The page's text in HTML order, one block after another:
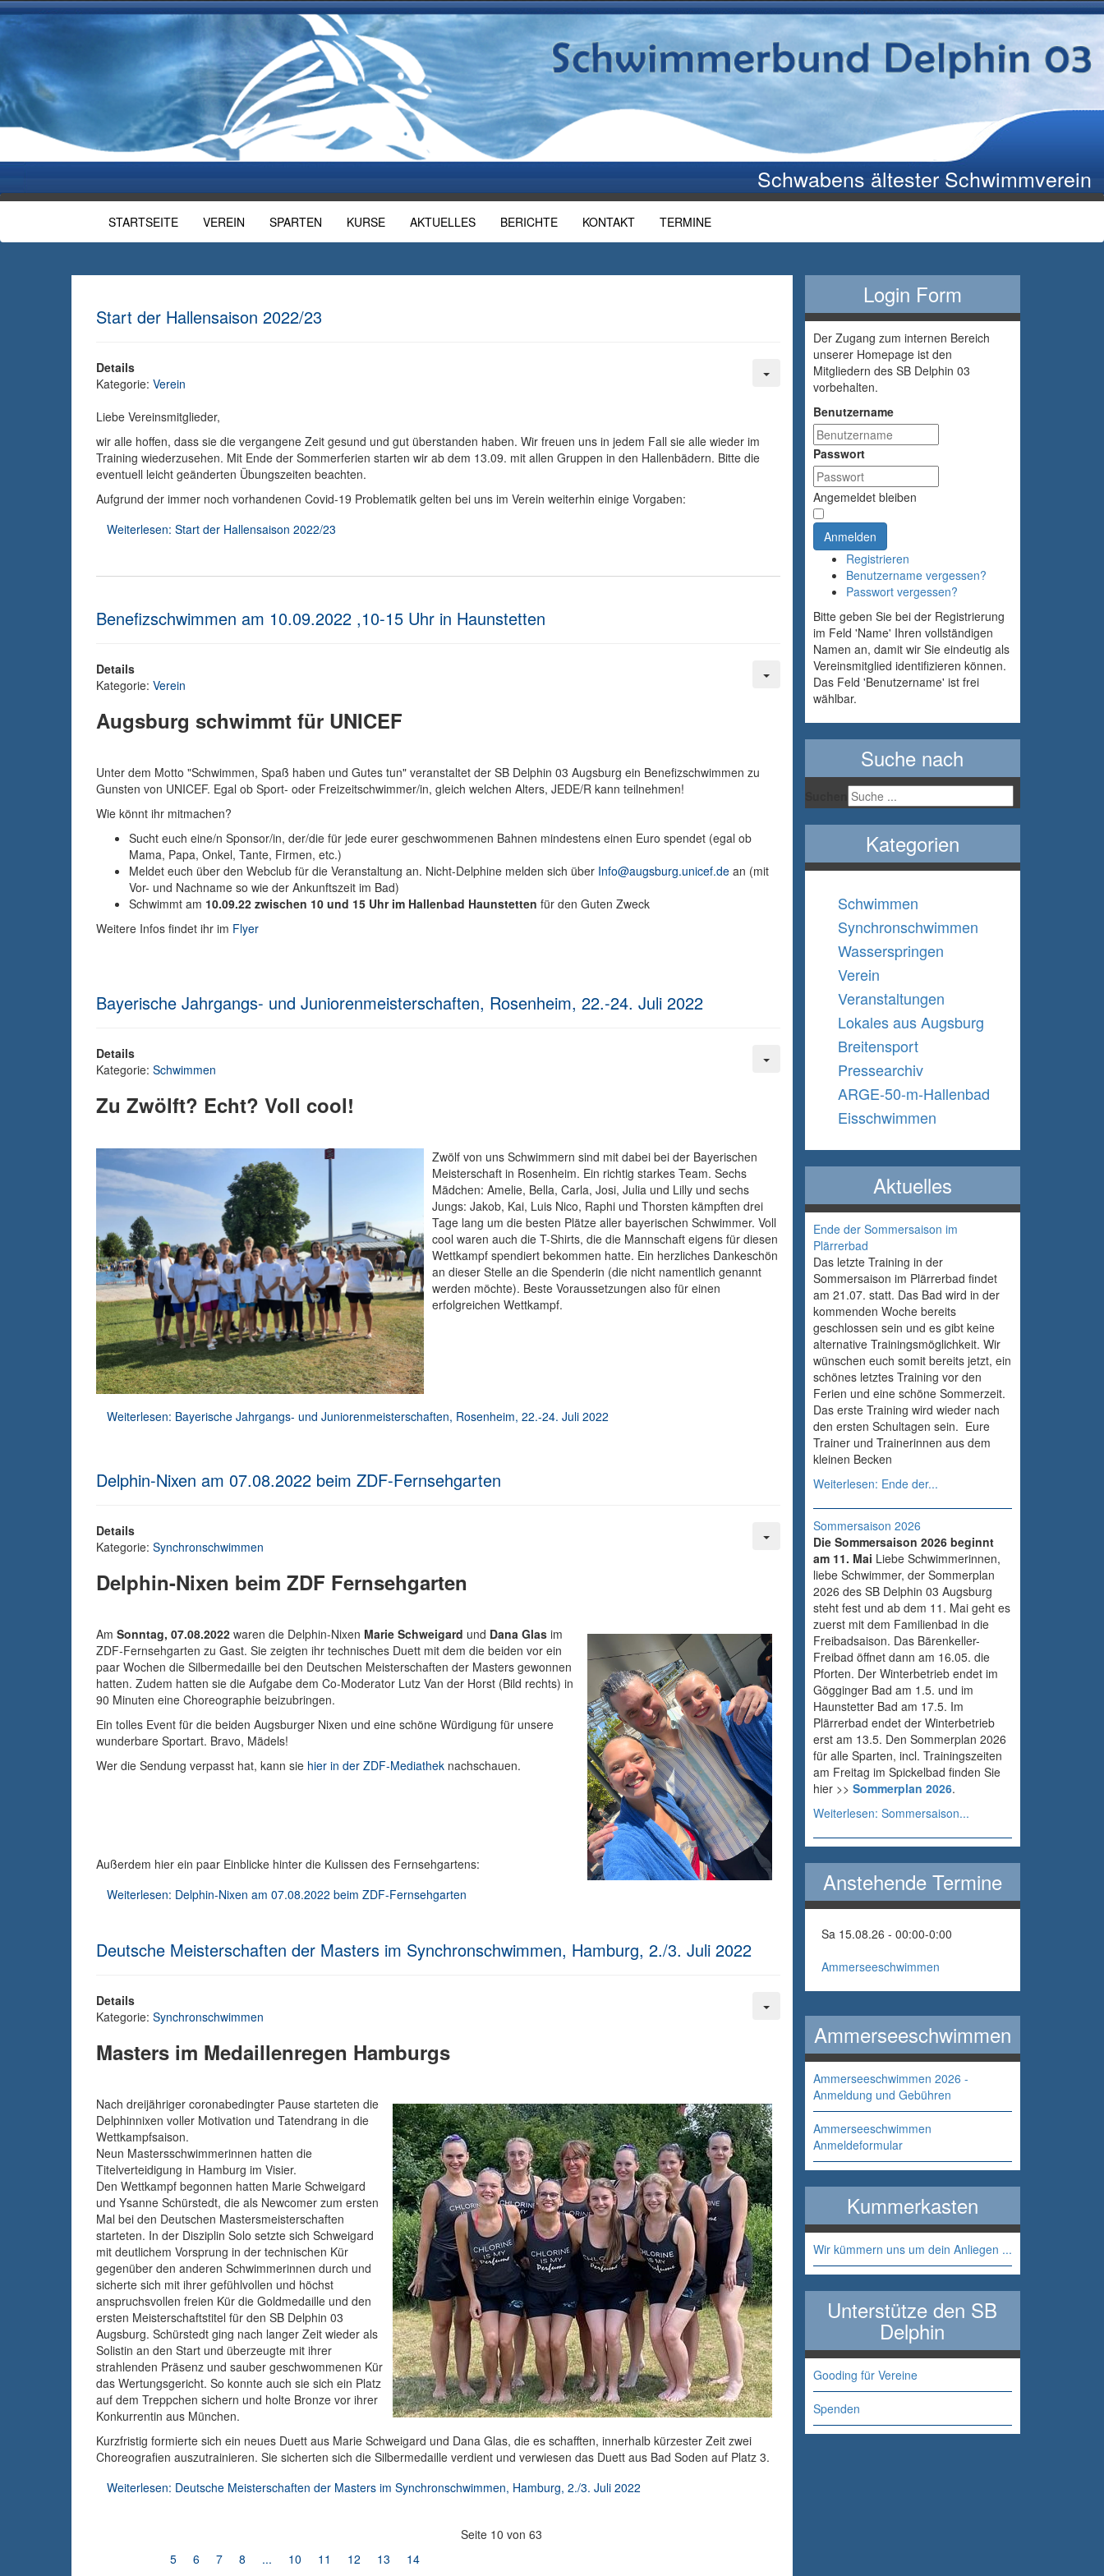
Schwabens ältester Schwimmverein
STARTSEITE VEREIN SPARTEN KURSE AKTUELLES BERICHTE KONTAKT TERMINE
Start der Hallensaison 2022/23
Details
Kategorie: Verein
Liebe Vereinsmitglieder,
wir alle hoffen, dass sie die vergangene Zeit gesund und gut überstanden haben. Wir freuen uns in jedem Fall sie alle wieder im
Training wiederzusehen. Mit Ende der Sommerferien starten wir ab dem 13.09. mit allen Gruppen in den Hallenbädern. Bitte die
eventuell leicht geänderten Übungszeiten beachten.
Aufgrund der immer noch vorhandenen Covid-19 Problematik gelten bei uns im Verein weiterhin einige Vorgaben:
Weiterlesen: Start der Hallensaison 2022/23
Benefizschwimmen am 10.09.2022 ,10-15 Uhr in Haunstetten
Details
Kategorie: Verein
Augsburg schwimmt für UNICEF
Unter dem Motto "Schwimmen, Spaß haben und Gutes tun" veranstaltet der SB Delphin 03 Augsburg ein Benefizschwimmen zu
Gunsten von UNICEF. Egal ob Sport- oder Freizeitschwimmer/in, gleich welchen Alters, JEDE/R kann teilnehmen!
Wie könnt ihr mitmachen?
Sucht euch eine/n Sponsor/in, der/die für jede eurer geschwommenen Bahnen mindestens einen Euro spendet (egal ob
Mama, Papa, Onkel, Tante, Firmen, etc.)
Meldet euch über den Webclub für die Veranstaltung an. Nicht-Delphine melden sich über Info@augsburg.unicef.de an (mit
Vor- und Nachname so wie der Ankunftszeit im Bad)
Schwimmt am 10.09.22 zwischen 10 und 15 Uhr im Hallenbad Haunstetten für den Guten Zweck
Weitere Infos findet ihr im Flyer
Bayerische Jahrgangs- und Juniorenmeisterschaften, Rosenheim, 22.-24. Juli 2022
Details
Kategorie: Schwimmen
Zu Zwölft? Echt? Voll cool!
Zwölf von uns Schwimmern sind mit dabei bei der Bayerischen
Meisterschaft in Rosenheim. Ein richtig starkes Team. Sechs
Mädchen: Amelie, Bella, Carla, Josi, Julia und Lilly und sechs
Jungs: Jakob, Kai, Luis Nico, Raphi und Thorsten kämpften drei
Tage lang um die besten Plätze aller bayerischen Schwimmer. Voll
cool waren auch die T-Shirts, die die Mannschaft eigens für diesen
Wettkampf spendiert bekommen hatte. Ein herzliches Dankeschön
an dieser Stelle an die Spenderin (die nicht namentlich genannt
werden möchte). Beste Voraussetzungen also für einen
erfolgreichen Wettkampf.
Weiterlesen: Bayerische Jahrgangs- und Juniorenmeisterschaften, Rosenheim, 22.-24. Juli 2022
Delphin-Nixen am 07.08.2022 beim ZDF-Fernsehgarten
Details
Kategorie: Synchronschwimmen
Delphin-Nixen beim ZDF Fernsehgarten
Am Sonntag, 07.08.2022 waren die Delphin-Nixen Marie Schweigard und Dana Glas im
ZDF-Fernsehgarten zu Gast. Sie zeigten ihr technisches Duett mit dem die beiden vor ein
paar Wochen die Silbermedaille bei den Deutschen Meisterschaften der Masters gewonnen
hatten. Zudem hatten sie die Aufgabe dem Co-Moderator Lutz Van der Horst (Bild rechts) in
90 Minuten eine Choreographie beizubringen.
Ein tolles Event für die beiden Augsburger Nixen und eine schöne Würdigung für unsere
wunderbare Sportart. Bravo, Mädels!
Wer die Sendung verpasst hat, kann sie hier in der ZDF-Mediathek nachschauen.
Außerdem hier ein paar Einblicke hinter die Kulissen des Fernsehgartens:
Weiterlesen: Delphin-Nixen am 07.08.2022 beim ZDF-Fernsehgarten
Deutsche Meisterschaften der Masters im Synchronschwimmen, Hamburg, 2./3. Juli 2022
Details
Kategorie: Synchronschwimmen
Masters im Medaillenregen Hamburgs
Nach dreijähriger coronabedingter Pause starteten die
Delphinnixen voller Motivation und Tatendrang in die
Wettkampfsaison.
Neun Mastersschwimmerinnen hatten die
Titelverteidigung in Hamburg im Visier.
Den Wettkampf begonnen hatten Marie Schweigard
und Ysanne Schürstedt, die als Newcomer zum ersten
Mal bei den Deutschen Mastersmeisterschaften
starteten. In der Disziplin Solo setzte sich Schweigard
mit deutlichem Vorsprung in der technischen Kür
gegenüber den anderen Schwimmerinnen durch und
sicherte sich mit ihrer gefühlvollen und höchst
anspruchsvollen freien Kür die Goldmedaille und den
ersten Meisterschaftstitel für den SB Delphin 03
Augsburg. Schürstedt ging nach langer Zeit wieder als
Solistin an den Start und überzeugte mit ihrer
strahlenden Präsenz und sauber geschwommenen Kür
das Wertungsgericht. So konnte auch sie sich ein Platz
auf dem Treppchen sichern und holte Bronze vor ihrer
Konkurrentin aus München.
Kurzfristig formierte sich ein neues Duett aus Marie Schweigard und Dana Glas, die es schafften, innerhalb kürzester Zeit zwei
Choreografien auszutrainieren. Sie sicherten sich die Silbermedaille verdient und verwiesen das Duett aus Bad Soden auf Platz 3.
Weiterlesen: Deutsche Meisterschaften der Masters im Synchronschwimmen, Hamburg, 2./3. Juli 2022
Seite 10 von 63
5
6 7 8 ... 10 11 12 13 14
Login Form
Der Zugang zum internen Bereich
unserer Homepage ist den
Mitgliedern des SB Delphin 03
vorbehalten.
Benutzername
Passwort
Angemeldet bleiben
Anmelden
Registrieren
Benutzername vergessen?
Passwort vergessen?
Bitte geben Sie bei der Registrierung
im Feld 'Name' Ihren vollständigen
Namen an, damit wir Sie eindeutig als
Vereinsmitglied identifizieren können.
Das Feld 'Benutzername' ist frei
wählbar.
Suche nach
Kategorien
Schwimmen
Synchronschwimmen
Wasserspringen
Verein
Veranstaltungen
Lokales aus Augsburg
Breitensport
Pressearchiv
ARGE-50-m-Hallenbad
Eisschwimmen
Aktuelles
Ende der Sommersaison im
Plärrerbad
Das letzte Training in der
Sommersaison im Plärrerbad findet
am 21.07. statt. Das Bad wird in der
kommenden Woche bereits
geschlossen sein und es gibt keine
alternative Trainingsmöglichkeit. Wir
wünschen euch somit bereits jetzt, ein
schönes letztes Training vor den
Ferien und eine schöne Sommerzeit.
Das erste Training wird wieder nach
den ersten Schultagen sein. Eure
Trainer und Trainerinnen aus dem
kleinen Becken
Weiterlesen: Ende der...
Sommersaison 2026
Die Sommersaison 2026 beginnt
am 11. Mai Liebe Schwimmerinnen,
liebe Schwimmer, der Sommerplan
2026 des SB Delphin 03 Augsburg
steht fest und ab dem 11. Mai geht es
zuerst mit dem Familienbad in die
Freibadsaison. Das Bärenkeller-
Freibad öffnet dann am 16.05. die
Pforten. Der Winterbetrieb endet im
Gögginger Bad am 1.5. und im
Haunstetter Bad am 17.5. Im
Plärrerbad endet der Winterbetrieb
erst am 13.5. Den Sommerplan 2026
für alle Sparten, incl. Trainingszeiten
am Freitag im Spickelbad finden Sie
hier >> Sommerplan 2026.
Weiterlesen: Sommersaison...
Anstehende Termine
Sa 15.08.26 - 00:00-0:00
Ammerseeschwimmen
Ammerseeschwimmen
Ammerseeschwimmen 2026 -
Anmeldung und Gebühren
Ammerseeschwimmen
Anmeldeformular
Kummerkasten
Wir kümmern uns um dein Anliegen ...
Unterstütze den SB
Delphin
Gooding für Vereine
Spenden